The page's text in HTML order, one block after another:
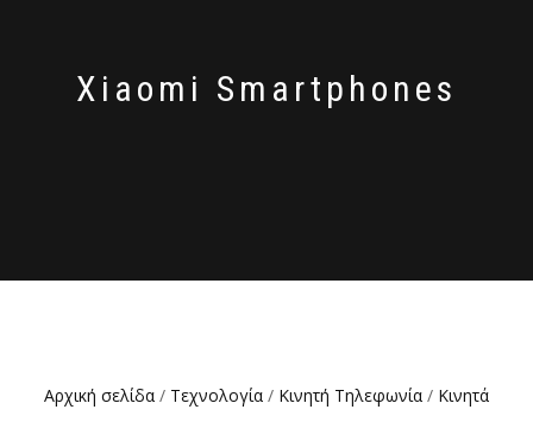
Xiaomi Smartphones
Αρχική σελίδα / Τεχνολογία / Κινητή Τηλεφωνία / Κινητά